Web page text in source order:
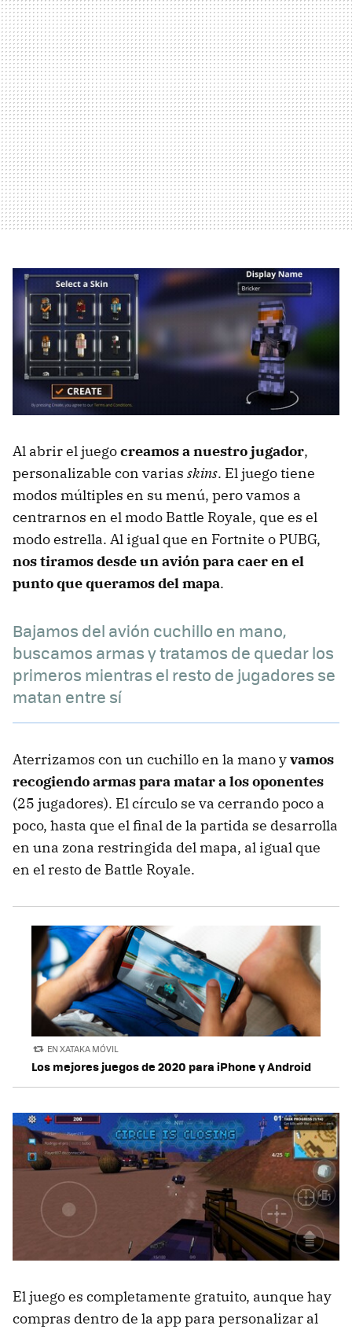
Al abrir el juegocreamos a nuestro jugador,
personalizable con varias skins. El juego tiene
modos múltiples en su menú, pero vamos a
centrarnos en el modo Battle Royale, que es el
modo estrella. Al igual que en Fortnite o PUBG,
nos tiramos desde un avión para caer en el
punto que queramos del mapa.
Bajamos del avión cuchillo en mano,
buscamos armas y tratamos de quedar los
primeros mientras el resto de jugadores se
matan entre sí
Aterrizamos con un cuchillo en la mano yvamos
recogiendo armas para matar a los oponentes
(25 jugadores). El círculo se va cerrando poco a
poco, hasta que el final de la partida se desarrolla
en una zona restringida del mapa, al igual que
en el resto de Battle Royale.
EN XATAKA MÓVIL
Los mejores juegos de 2020 para iPhone y Android
El juego es completamente gratuito, aunque hay
compras dentro de la app para personalizar al